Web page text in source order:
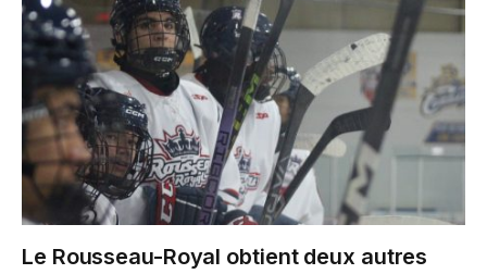
Le Rousseau-Royal obtient deux autres